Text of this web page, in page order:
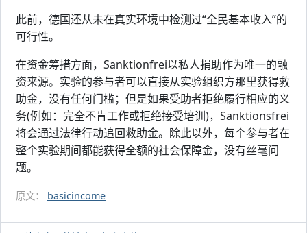
此前，德国还从未在真实环境中检测过“全民基本收入”的
可行性。
在资金筹措方面，Sanktionfrei以私人捐助作为唯一的融
资来源。实验的参与者可以直接从实验组织方那里获得救
助金，没有任何门槛；但是如果受助者拒绝履行相应的义
务(例如：完全不肯工作或拒绝接受培训)，Sanktionsfrei
将会通过法律行动追回救助金。除此以外，每个参与者在
整个实验期间都能获得全额的社会保障金，没有丝毫问
题。
原文： basicincome